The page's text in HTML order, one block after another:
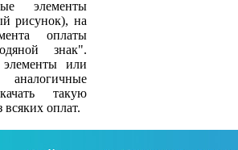
элементы
рисунок), на
оплаты
знак".
или
такую
оплат.